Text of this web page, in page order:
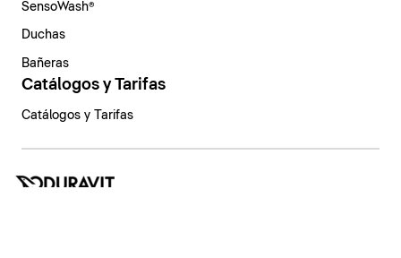
SensoWash®
Duchas
Bañeras
Catálogos y Tarifas
Catálogos y Tarifas